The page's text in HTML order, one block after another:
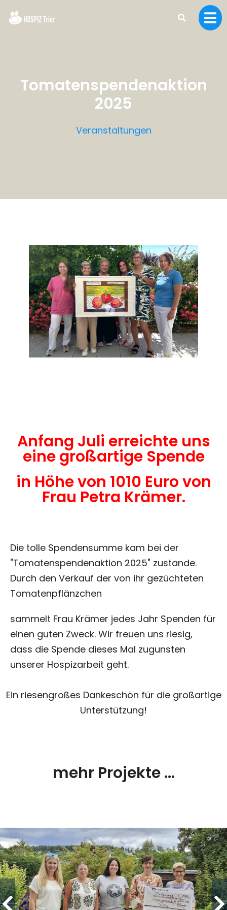
Tomatenspendenaktion
2025
Veranstaltungen
Anfang Juli erreichte uns
eine großartige Spende
in Höhe von 1010 Euro von
Frau Petra Krämer.
Die tolle Spendensumme kam bei der
"Tomatenspendenaktion 2025" zustande.
Durch den Verkauf der von ihr gezüchteten
Tomatenpflänzchen
sammelt Frau Krämer jedes Jahr Spenden für
einen guten Zweck. Wir freuen uns riesig,
dass die Spende dieses Mal zugunsten
unserer Hospizarbeit geht.
Ein riesengroßes Dankeschön für die großartige
Unterstützung!
mehr Projekte ...